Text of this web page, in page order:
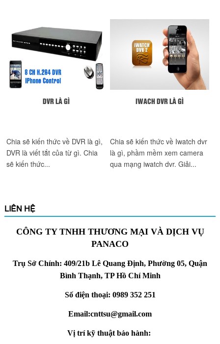
DVR LÀ GÌ
Chia sẽ kiến thức về DVR là gì,
DVR là viết tắt của từ gì. Chia
sẽ kiến thức...
IWACH DVR LÀ GÌ
Chia sẽ kiến thức về Iwatch dvr
là gì, phầm mềm xem camera
qua mạng iwatch dvr. Giải...
LIÊN HỆ
CÔNG TY TNHH THƯƠNG MẠI VÀ DỊCH VỤ
PANACO
Trụ Sở Chính: 409/21b Lê Quang Định, Phường 05, Quận
Bình Thạnh, TP Hồ Chí Minh
Số điện thoại: 0989 352 251
Email:cnttsu@gmail.com
Vị trí kỹ thuật bảo hành: